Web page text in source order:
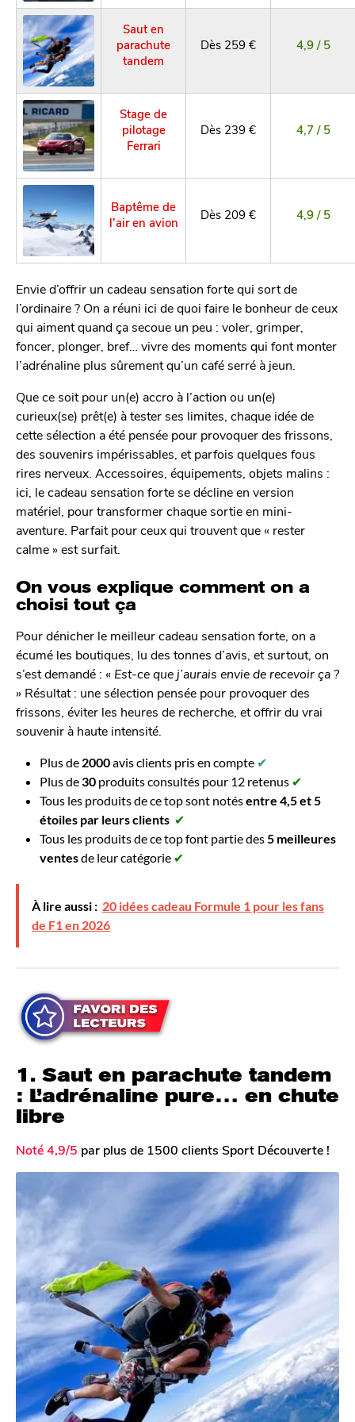
Saut en
parachute
tandem
Dès 259 € 4,9 / 5
Stage de
pilotage
Ferrari
Dès 239 € 4,7 / 5
Baptême de
l’air en avion
Dès 209 € 4,9 / 5
Envie d’offrir un cadeau sensation forte qui sort de
l’ordinaire ? On a réuni ici de quoi faire le bonheur de ceux
qui aiment quand ça secoue un peu : voler, grimper,
foncer, plonger, bref… vivre des moments qui font monter
l’adrénaline plus sûrement qu’un café serré à jeun.
Que ce soit pour un(e) accro à l’action ou un(e)
curieux(se) prêt(e) à tester ses limites, chaque idée de
cette sélection a été pensée pour provoquer des frissons,
des souvenirs impérissables, et parfois quelques fous
rires nerveux. Accessoires, équipements, objets malins :
ici, le cadeau sensation forte se décline en version
matériel, pour transformer chaque sortie en mini-
aventure. Parfait pour ceux qui trouvent que « rester
calme » est surfait.
On vous explique comment on a
choisi tout ça
Pour dénicher le meilleur cadeau sensation forte, on a
écumé les boutiques, lu des tonnes d’avis, et surtout, on
s’est demandé : « Est-ce que j’aurais envie de recevoir ça ?
» Résultat : une sélection pensée pour provoquer des
frissons, éviter les heures de recherche, et offrir du vrai
souvenir à haute intensité.
Plus de 2000avis clients pris en compte ✔
Plus de30 produits consultés pour 12 retenus ✔
Tous les produits de ce top sont notésentre 4,5 et 5
étoiles par leurs clients ✔
Tous les produits de ce top font partie des5 meilleures
ventesde leur catégorie ✔
À lire aussi : 20 idées cadeau Formule 1 pour les fans
de F1 en 2026
1. Saut en parachute tandem
: L’adrénaline pure… en chute
libre
Noté 4,9/5 par plus de 1500 clients Sport Découverte !